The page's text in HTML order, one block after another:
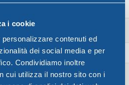
i cookie
contenuti ed
dei social media e per
Condividiamo inoltre
cui utilizza il nostro sito con i